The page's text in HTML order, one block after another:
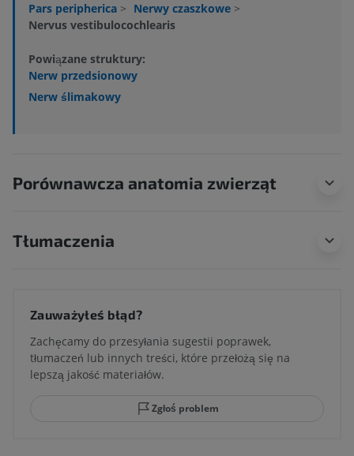
Pars peripherica > Nerwy czaszkowe >
Nervus vestibulocochlearis
Powiązane struktury:
Nerw przedsionowy
Nerw ślimakowy
Porównawcza anatomia zwierząt
Tłumaczenia
Zauważyłeś błąd?
Zachęcamy do przesyłania sugestii poprawek,
tłumaczeń lub innych treści, które przełożą się na
lepszą jakość materiałów.
Zgłoś problem